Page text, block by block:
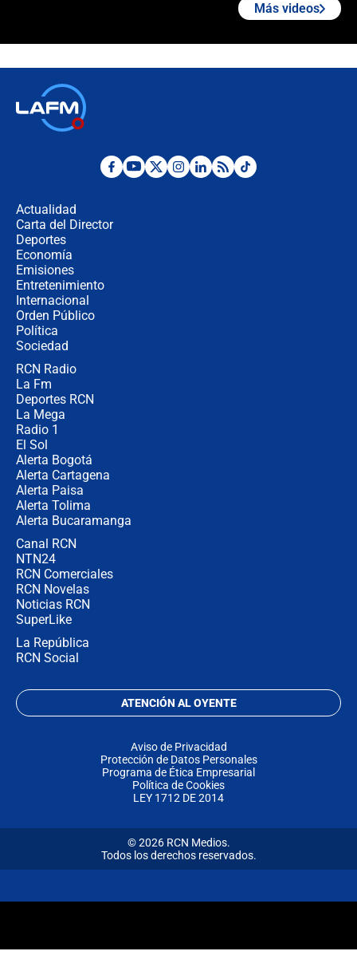
"No hubo fraude ni posibilidad de
Más videos
Actualidad
Carta del Director
Deportes
Economía
Emisiones
Entretenimiento
Internacional
Orden Público
Política
Sociedad
RCN Radio
La Fm
Deportes RCN
La Mega
Radio 1
El Sol
Alerta Bogotá
Alerta Cartagena
Alerta Paisa
Alerta Tolima
Alerta Bucaramanga
Canal RCN
NTN24
RCN Comerciales
RCN Novelas
Noticias RCN
SuperLike
La República
RCN Social
ATENCIÓN AL OYENTE
Aviso de Privacidad
Protección de Datos Personales
Programa de Ética Empresarial
Política de Cookies
LEY 1712 DE 2014
© 2026 RCN Medios.
Todos los derechos reservados.